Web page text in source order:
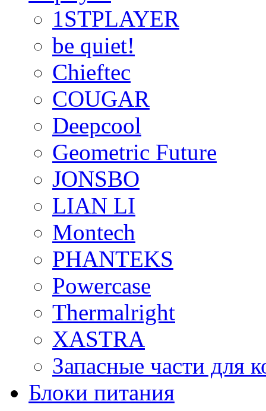
1STPLAYER
be quiet!
Chieftec
COUGAR
Deepcool
Geometric Future
JONSBO
LIAN LI
Montech
PHANTEKS
Powercase
Thermalright
XASTRA
Запасные части для
Блоки питания